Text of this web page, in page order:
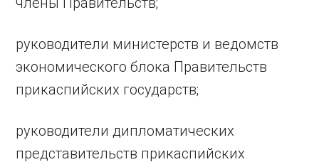
руководители министерств и ведомств
экономического блока Правительств
прикаспийских государств;
руководители дипломатических
представительств прикаспийских